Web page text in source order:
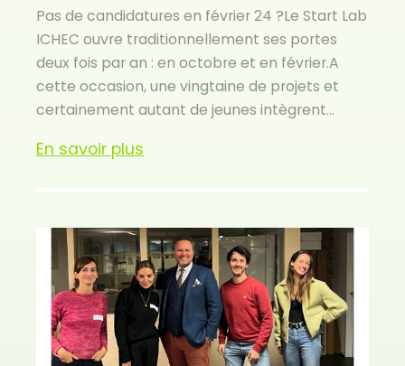
Pas de candidatures en février 24 ?Le Start Lab
ICHEC ouvre traditionnellement ses portes
deux fois par an : en octobre et en février.A
cette occasion, une vingtaine de projets et
certainement autant de jeunes intègrent...
En savoir plus